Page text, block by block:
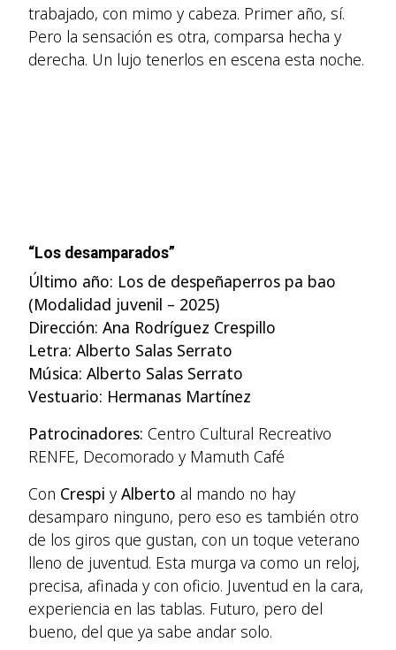
trabajado, con mimo y cabeza. Primer año, sí.
Pero la sensación es otra, comparsa hecha y
derecha. Un lujo tenerlos en escena esta noche.
“Los desamparados”
Último año: Los de despeñaperros pa bao
(Modalidad juvenil – 2025)
Dirección: Ana Rodríguez Crespillo
Letra: Alberto Salas Serrato
Música: Alberto Salas Serrato
Vestuario: Hermanas Martínez
Patrocinadores: Centro Cultural Recreativo
RENFE, Decomorado y Mamuth Café
Con Crespi y Alberto al mando no hay
desamparo ninguno, pero eso es también otro
de los giros que gustan, con un toque veterano
lleno de juventud. Esta murga va como un reloj,
precisa, afinada y con oficio. Juventud en la cara,
experiencia en las tablas. Futuro, pero del
bueno, del que ya sabe andar solo.